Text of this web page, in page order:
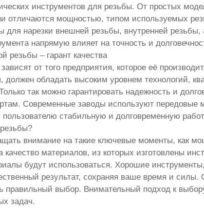
инструментов для резьбы. От простых
отличаются мощностью, типом используемых
для нарезки внешней резьбы, внутренней
напрямую влияет на точность и
резьбы – гарант качества
от того предприятия, которое её
должен обладать высоким уровнем технологий,
так можно гарантировать надежность и
Современные заводы используют передовые
стабильную и долговременную
внимание на такие ключевые моменты, как
материалов, из которых изготовлены
будут использоваться. Хорошие
результат, сохраняя ваше время и
правильный выбор. Внимательный подход к
задач.